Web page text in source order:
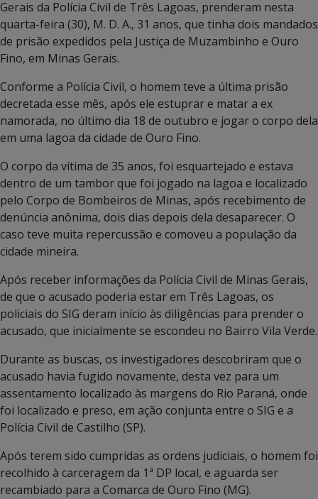
Gerais da Polícia Civil de Três Lagoas, prenderam nesta
quarta-feira (30), M. D. A., 31 anos, que tinha dois mandados
de prisão expedidos pela Justiça de Muzambinho e Ouro
Fino, em Minas Gerais.
Conforme a Polícia Civil, o homem teve a última prisão
decretada esse mês, após ele estuprar e matar a ex
namorada, no último dia 18 de outubro e jogar o corpo dela
em uma lagoa da cidade de Ouro Fino.
O corpo da vítima de 35 anos, foi esquartejado e estava
dentro de um tambor que foi jogado na lagoa e localizado
pelo Corpo de Bombeiros de Minas, após recebimento de
denúncia anônima, dois dias depois dela desaparecer. O
caso teve muita repercussão e comoveu a população da
cidade mineira.
Após receber informações da Polícia Civil de Minas Gerais,
de que o acusado poderia estar em Três Lagoas, os
policiais do SIG deram início às diligências para prender o
acusado, que inicialmente se escondeu no Bairro Vila Verde.
Durante as buscas, os investigadores descobriram que o
acusado havia fugido novamente, desta vez para um
assentamento localizado às margens do Rio Paraná, onde
foi localizado e preso, em ação conjunta entre o SIG e a
Polícia Civil de Castilho (SP).
Após terem sido cumpridas as ordens judiciais, o homem foi
recolhido à carceragem da 1ª DP local, e aguarda ser
recambiado para a Comarca de Ouro Fino (MG).